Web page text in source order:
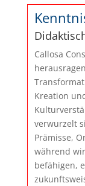
Callosa
Kreation
verwurzelt
Prämisse,
während
befähigen,